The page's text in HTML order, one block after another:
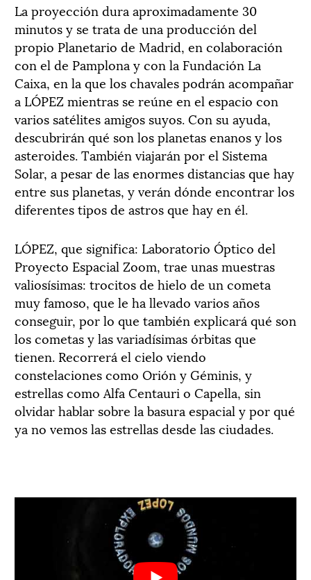
La proyección dura aproximadamente 30
minutos y se trata de una producción del
propio Planetario de Madrid, en colaboración
con el de Pamplona y con la Fundación La
Caixa, en la que los chavales podrán acompañar
a LÓPEZ mientras se reúne en el espacio con
varios satélites amigos suyos. Con su ayuda,
descubrirán qué son los planetas enanos y los
asteroides. También viajarán por el Sistema
Solar, a pesar de las enormes distancias que hay
entre sus planetas, y verán dónde encontrar los
diferentes tipos de astros que hay en él.
LÓPEZ, que significa: Laboratorio Óptico del
Proyecto Espacial Zoom, trae unas muestras
valiosísimas: trocitos de hielo de un cometa
muy famoso, que le ha llevado varios años
conseguir, por lo que también explicará qué son
los cometas y las variadísimas órbitas que
tienen. Recorrerá el cielo viendo
constelaciones como Orión y Géminis, y
estrellas como Alfa Centauri o Capella, sin
olvidar hablar sobre la basura espacial y por qué
ya no vemos las estrellas desde las ciudades.